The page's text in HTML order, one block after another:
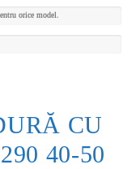
orice model.
CU
40-50